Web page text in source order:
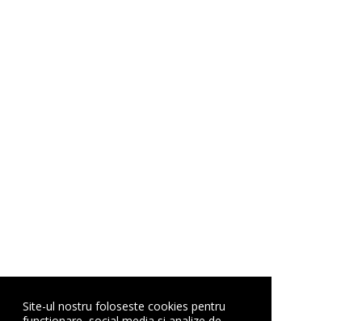
Site-ul nostru foloseste cookies pentru